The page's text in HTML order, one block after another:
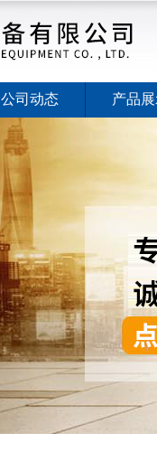
公司动态 产品